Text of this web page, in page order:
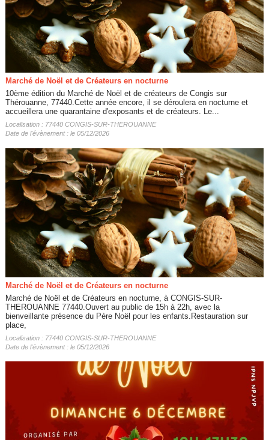
Marché de Noël et de Créateurs en nocturne
10ème édition du Marché de Noël et de créateurs de Congis sur
Thérouanne, 77440.Cette année encore, il se déroulera en nocturne et
accueillera une quarantaine d'exposants et de créateurs. Le...
Localisation : 77440 CONGIS-SUR-THEROUANNE
Date de l'évènement : le 05/12/2026
Marché de Noël et de Créateurs en nocturne
Marché de Noël et de Créateurs en nocturne, à CONGIS-SUR-
THEROUANNE 77440.Ouvert au public de 15h à 22h, avec la
bienveillante présence du Père Noël pour les enfants.Restauration sur
place,
Localisation : 77440 CONGIS-SUR-THEROUANNE
Date de l'évènement : le 05/12/2026